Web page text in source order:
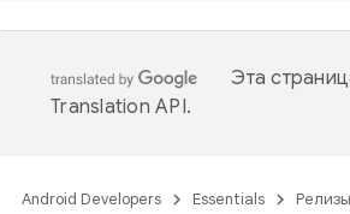
Эта
Translation API.
Android Developers Essentials Релизы